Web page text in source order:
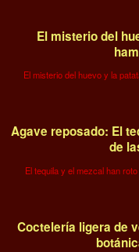
El misterio del
El misterio del huevo y la
Agave reposado: El
de
El tequila y el mezcal han
Coctelería ligera de